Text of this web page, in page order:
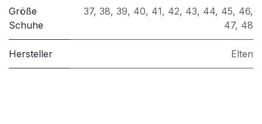
Größe
Schuhe
37, 38, 39, 40, 41, 42, 43, 44, 45, 46,
47, 48
Hersteller Elten